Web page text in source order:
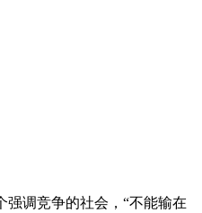
强调竞争的社会，“不能输在